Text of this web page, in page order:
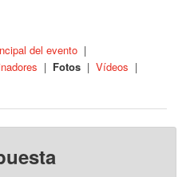
del evento |
| Fotos| Vídeos |